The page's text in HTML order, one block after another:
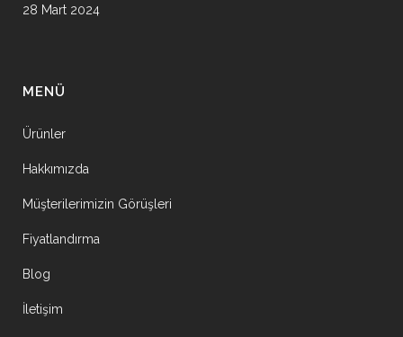
28 Mart 2024
MENÜ
Ürünler
Hakkımızda
Müşterilerimizin Görüşleri
Fiyatlandırma
Blog
İletişim